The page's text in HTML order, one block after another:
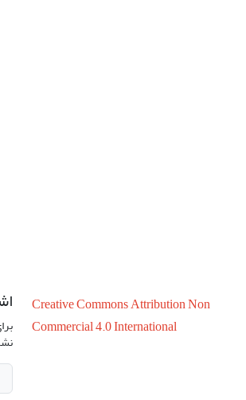
Creative Commons Attribution Non
Commercial 4.0 International